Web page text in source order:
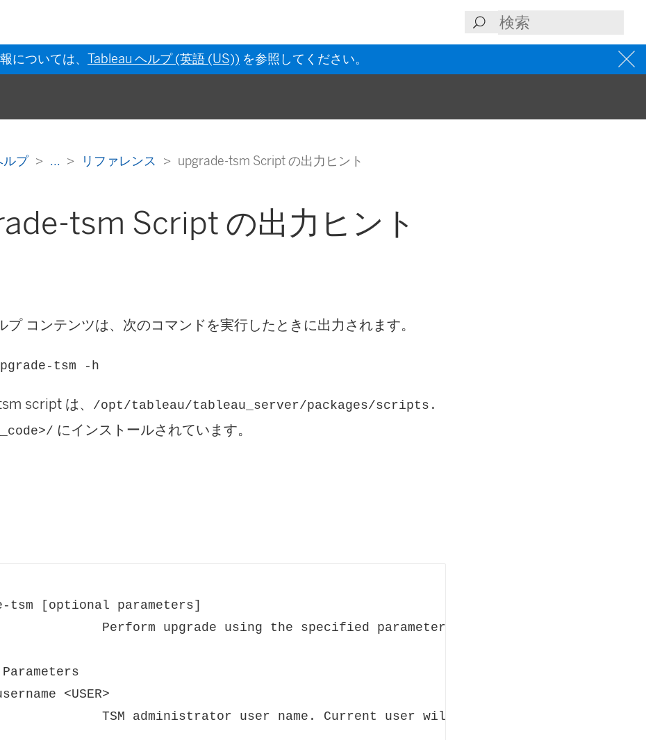
については、 Tableau ヘルプ (英語 (US)) を参照してください。
ルプ ... リファレンス upgrade-tsm Script の出力ヒント
tsm Script の出力ヒント
プ コンテンツは、次のコマンドを実行したときに出力されます。
tsm -h
script は、
/opt/tableau/tableau_server/packages/scripts.
にインストールされています。
tsm [optional parameters]
<USER>
name. Current user will be assumed if not provided.